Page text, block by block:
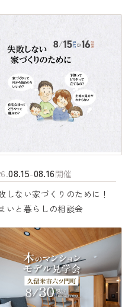
08.15-08.16開催
しない家づくりのために！
いと暮らしの相談会